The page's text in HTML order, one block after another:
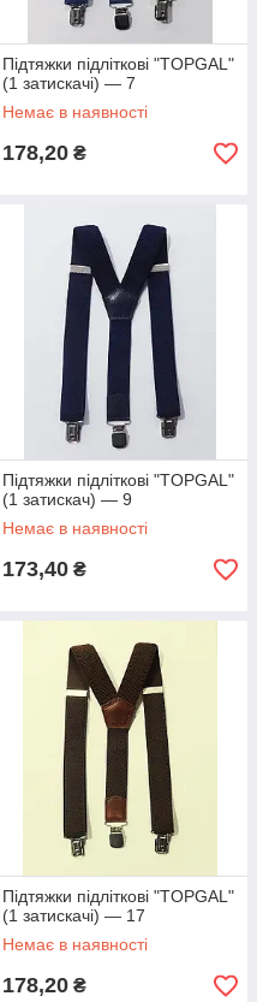
Підтяжки підліткові "TOPGAL"
(1 затискачі) — 7
Немає в наявності
178,20 ₴
Підтяжки підліткові "TOPGAL"
(1 затискач) — 9
Немає в наявності
173,40 ₴
Підтяжки підліткові "TOPGAL"
(1 затискачі) — 17
Немає в наявності
178,20 ₴